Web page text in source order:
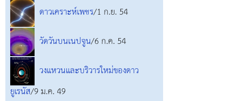
ดาวเคราะห์เพชร/1 ก.ย. 54
วัดวันบนเนปจูน/6 ก.ค. 54
วงแหวนและบริวารใหม่ของดาว
ยูเรนัส/9 ม.ค. 49